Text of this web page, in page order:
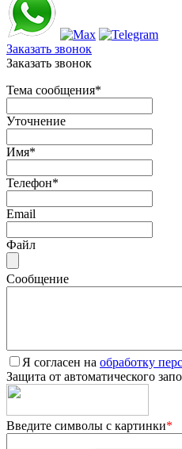
Заказать звонок
Заказать звонок
Тема сообщения*
Уточнение
Имя*
Телефон*
Email
Файл
Сообщение
Я согласен на обработку
Защита от автоматического
Введите символы с картинки*